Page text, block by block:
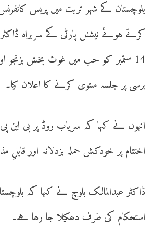
بلوچستان کے شہر تربت میں پریس
کرتے ہوئے نیشنل پارٹی کے سربراہ
14 ستمبر کو حب میں غوث بخش بزنجو
برسی پر جلسہ ملتوی کرنے کا اعلان کیا۔
انہوں نے کہا کہ سریاب روڈ پر بی
اختتام پر خودکش حملہ بزدلانہ اور
ڈاکٹر عبدالمالک بلوچ نے کہا کہ
استحکام کی طرف دھکیلا جا رہا ہے۔